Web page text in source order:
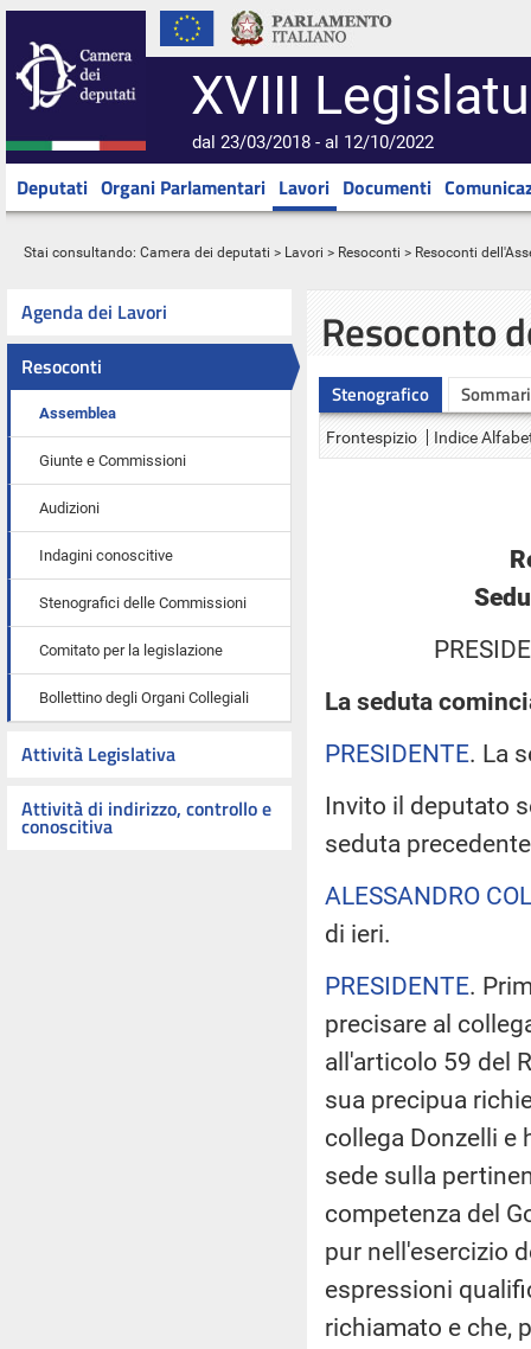
XVIII
dal 23/03/2018 - al 12/10/2022
Deputati Organi Parlamentari Lavori Documenti
Stai consultando: Camera dei deputati > Lavori > Resoconti > Resoconti
Agenda dei Lavori
Resoconti
Assemblea
Giunte e Commissioni
Audizioni
Indagini conoscitive
Stenografici delle Commissioni
Comitato per la legislazione
Bollettino degli Organi Collegiali
Attività Legislativa
Attività di indirizzo, controllo e
conoscitiva
Resoconto
Stenografico
Frontespizio Indice
La seduta
PRESIDENTE. La
Invito il deputato
seduta
ALESSANDRO
di ieri.
PRESIDENTE.
precisare al
all'articolo 59 del
sua precipua
collega Donzelli e
sede sulla
competenza del
pur nell'esercizio
espressioni
richiamato e che,